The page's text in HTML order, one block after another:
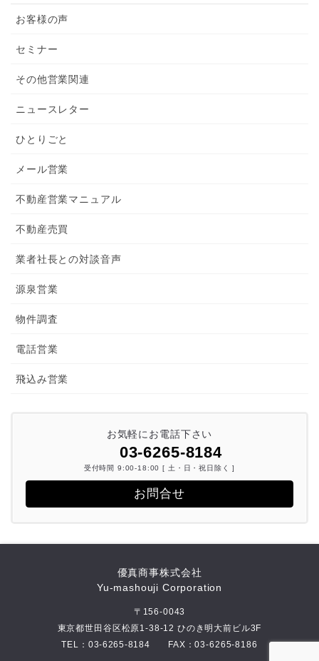
お客様の声
セミナー
その他営業関連
ニュースレター
ひとりごと
メール営業
不動産営業マニュアル
不動産売買
業者社長との対談音声
源泉営業
物件調査
電話営業
飛込み営業
お気軽にお電話下さい
03-6265-8184
受付時間 9:00-18:00 [ 土・日・祝日除く ]
お問合せ
優真商事株式会社
Yu-mashouji Corporation
〒156-0043
東京都世田谷区松原1-38-12 ひのき明大前ビル3F
TEL： 03-6265-8184 FAX：03-6265-8186